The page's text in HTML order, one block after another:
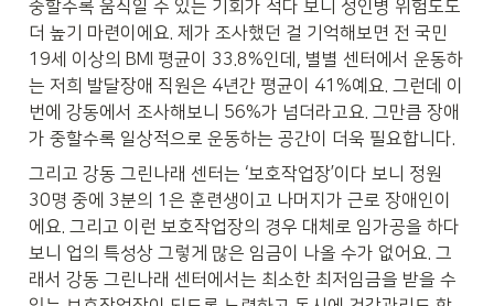
중할수록 움직일 수 있는 기회가 적다 보니 성인병 위험도도
더 높기 마련이에요. 제가 조사했던 걸 기억해보면 전 국민
19세 이상의 BMI 평균이 33.8%인데, 별별 센터에서 운동하
는 저희 발달장애 직원은 4년간 평균이 41%예요. 그런데 이
번에 강동에서 조사해보니 56%가 넘더라고요. 그만큼 장애
가 중할수록 일상적으로 운동하는 공간이 더욱 필요합니다.
그리고 강동 그린나래 센터는 ‘보호작업장’이다 보니 정원
30명 중에 3분의 1은 훈련생이고 나머지가 근로 장애인이
에요. 그리고 이런 보호작업장의 경우 대체로 임가공을 하다
보니 업의 특성상 그렇게 많은 임금이 나올 수가 없어요. 그
래서 강동 그린나래 센터에서는 최소한 최저임금을 받을 수